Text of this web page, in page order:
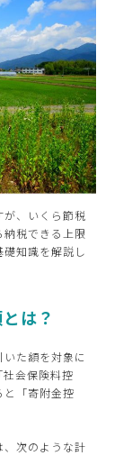
、いくら節税
税できる上限
知識を解説し
は？
た額を対象に
会保険料控
と「寄附金控
、次のような計